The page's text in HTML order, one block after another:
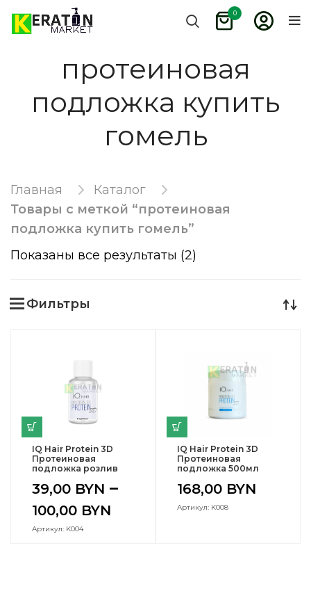
0
протеиновая
подложка купить
гомель
Главная
Каталог
Товары с меткой “протеиновая
подложка купить гомель”
Показаны все результаты (2)
Фильтры
IQ Hair Protein 3D
Протеиновая
подложка розлив
39,00 BYN –
100,00 BYN
Артикул: K004
IQ Hair Protein 3D
Протеиновая
подложка 500мл
168,00 BYN
Артикул: K008